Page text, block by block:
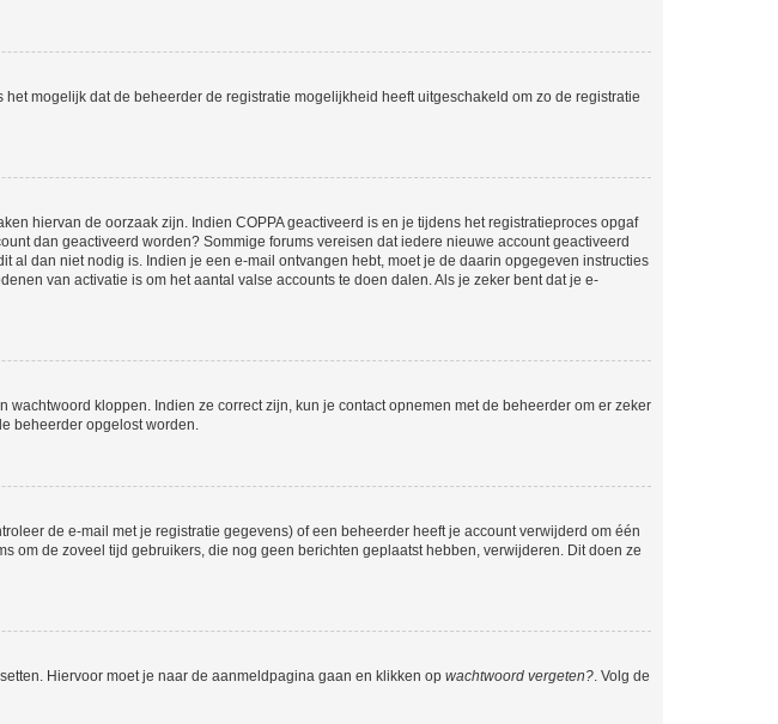
mogelijk dat de beheerder de registratie mogelijkheid heeft uitgeschakeld om zo de registratie
hiervan de oorzaak zijn. Indien COPPA geactiveerd is en je tijdens het registratieproces opgaf
dan geactiveerd worden? Sommige forums vereisen dat iedere nieuwe account geactiveerd
dan niet nodig is. Indien je een e-mail ontvangen hebt, moet je de daarin opgegeven instructies
van activatie is om het aantal valse accounts te doen dalen. Als je zeker bent dat je e-
kloppen. Indien ze correct zijn, kun je contact opnemen met de beheerder om er zeker
beheerder opgelost worden.
de e-mail met je registratie gegevens) of een beheerder heeft je account verwijderd om één
om de zoveel tijd gebruikers, die nog geen berichten geplaatst hebben, verwijderen. Dit doen ze
Hiervoor moet je naar de aanmeldpagina gaan en klikken op wachtwoord vergeten? . Volg de